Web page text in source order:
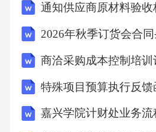
动的铰链等距安装了12个相
端分别套上一个相同重球，
球距离转轴较远，也即重力
顺时针方向越转越快，其实
精确测量就能判定他的这一
9.如图，甲，乙为两只相同电
通知供应商原材料验
商洽采购成本控制培
特殊项目预算执行反馈
嘉兴学院计财处业务流